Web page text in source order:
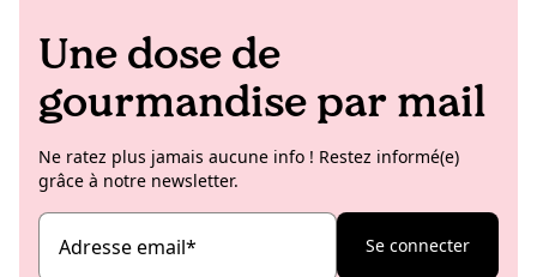
Une dose de
gourmandise par mail
Ne ratez plus jamais aucune info ! Restez informé(e)
grâce à notre newsletter.
Adresse email* Se connecter